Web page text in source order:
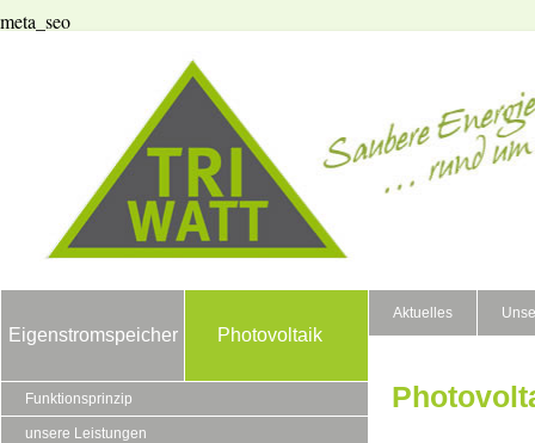
meta_seo
Eigenstromspeicher Photovoltaik
Aktuelles
Funktionsprinzip
unsere Leistungen